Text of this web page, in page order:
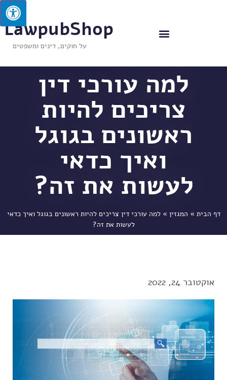
LawpubShop
על חוקים, דינים ומשפטים
למה עורכי דין
צריכים להיות
ראשונים בגוגל
ואיך כדאי
לעשות את זה?
דף הבית » המגזין »למה עורכי דין צריכים להיות ראשונים בגוגל ואיך כדאי
לעשות את זה?
אוקטובר 24, 2022